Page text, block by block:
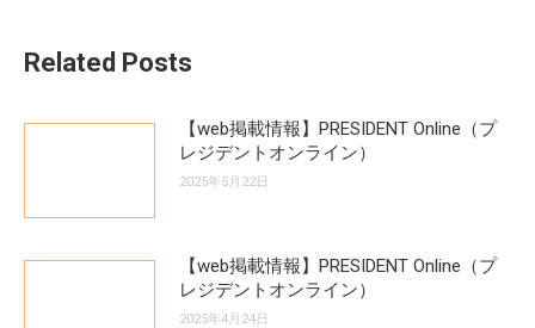
Related Posts
【web掲載情報】PRESIDENT Online（プ
レジデントオンライン）
2025年5月22日
【web掲載情報】PRESIDENT Online（プ
レジデントオンライン）
2025年4月24日